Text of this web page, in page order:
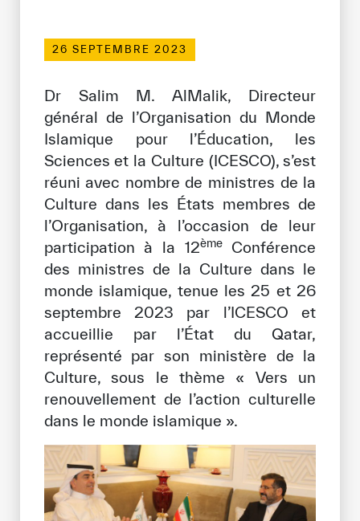
Musées et Expositions
Actualités et événements
Communiqués de presse
Événements
Réseaux Sociaux de l’ICESCO
Contact
Contact
Bureaux de l’ICESCO
S’engager
Notre méthode de travail
S’engager
Rejoignez la famille de l’ICESCO
Pour les fournisseurs
26 SEPTEMBRE 2023
Dr Salim M. AlMalik, Directeur
général de l’Organisation du Monde
Islamique pour l’Éducation, les
Sciences et la Culture (ICESCO), s’est
réuni avec nombre de ministres de la
Culture dans les États membres de
l’Organisation, à l’occasion de leur
participation à la 12èmeConférence
des ministres de la Culture dans le
monde islamique, tenue les 25 et 26
septembre 2023 par l’ICESCO et
accueillie par l’État du Qatar,
représenté par son ministère de la
Culture, sous le thème « Vers un
renouvellement de l’action culturelle
dans le monde islamique ».